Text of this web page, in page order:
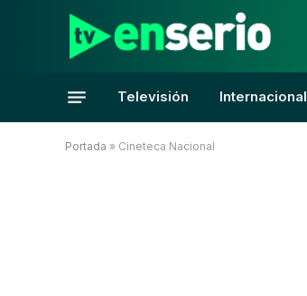
Televisión Internacional
Portada » Cineteca Nacional